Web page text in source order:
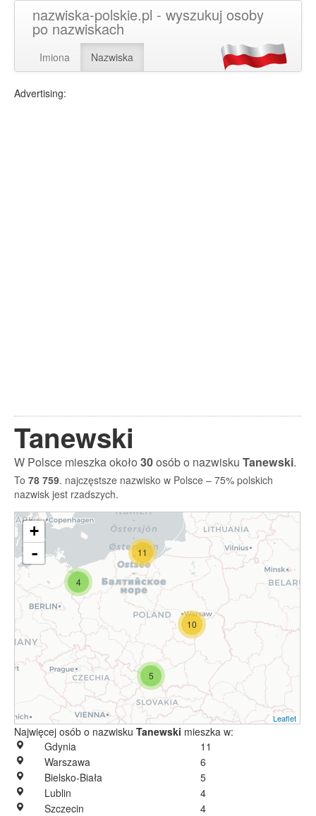
nazwiska-polskie.pl - wyszukuj osoby
po nazwiskach
Imiona Nazwiska
Advertising:
Tanewski
W Polsce mieszka około30osób o nazwisku Tanewski.
To 78 759. najczęstsze nazwisko w Polsce – 75% polskich
nazwisk jest rzadszych.
10
5
4
11
+
-
Leaflet
Najwięcej osób o nazwisku Tanewski mieszka w:
Gdynia
11
Warszawa
6
Bielsko-Biała
5
Lublin
4
Szczecin
4